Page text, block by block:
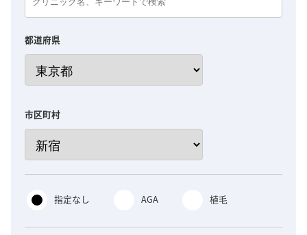
都道府県
市区町村
指定なし AGA 植毛